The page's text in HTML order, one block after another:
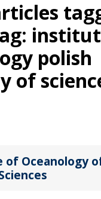
polish
of
Oceanology